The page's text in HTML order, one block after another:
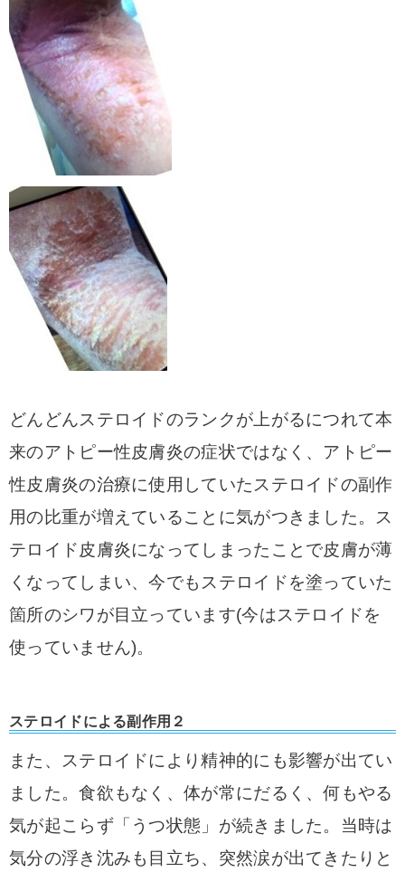
どんどんステロイドのランクが上がるにつれて本
来のアトピー性皮膚炎の症状ではなく、アトピー
性皮膚炎の治療に使用していたステロイドの副作
用の比重が増えていることに気がつきました。ス
テロイド皮膚炎になってしまったことで皮膚が薄
くなってしまい、今でもステロイドを塗っていた
箇所のシワが目立っています(今はステロイドを
使っていません)。
ステロイドによる副作用２
また、ステロイドにより精神的にも影響が出てい
ました。食欲もなく、体が常にだるく、何もやる
気が起こらず「うつ状態」が続きました。当時は
気分の浮き沈みも目立ち、突然涙が出てきたりと